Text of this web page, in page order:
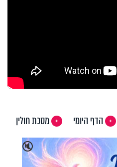
הדף היומי
מסכת חולין
🔇